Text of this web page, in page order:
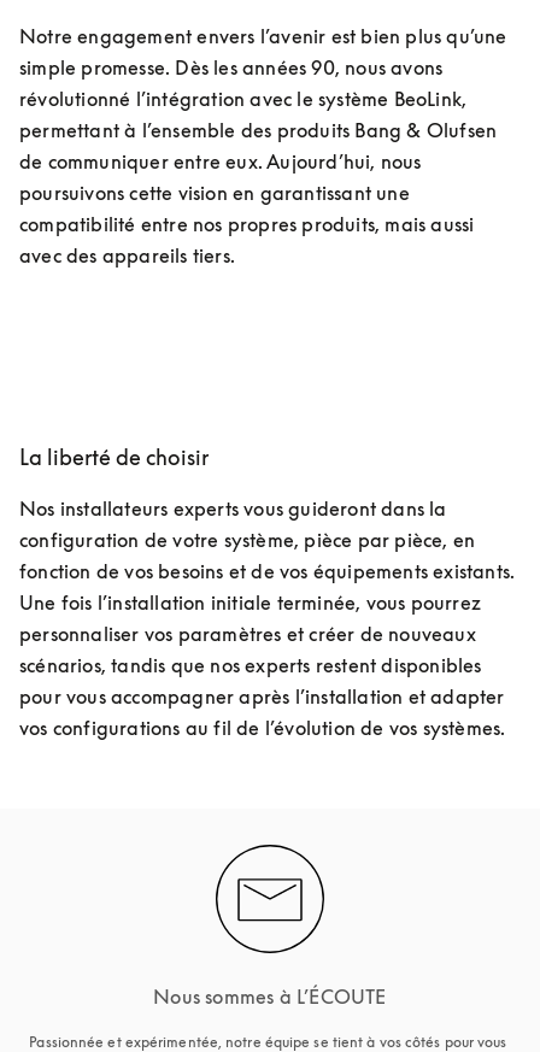
Notre engagement envers l’avenir est bien plus qu’une
simple promesse. Dès les années 90, nous avons
révolutionné l’intégration avec le système BeoLink,
permettant à l’ensemble des produits Bang & Olufsen
de communiquer entre eux. Aujourd’hui, nous
poursuivons cette vision en garantissant une
compatibilité entre nos propres produits, mais aussi
avec des appareils tiers.
La liberté de choisir
Nos installateurs experts vous guideront dans la
configuration de votre système, pièce par pièce, en
fonction de vos besoins et de vos équipements existants.
Une fois l’installation initiale terminée, vous pourrez
personnaliser vos paramètres et créer de nouveaux
scénarios, tandis que nos experts restent disponibles
pour vous accompagner après l’installation et adapter
vos configurations au fil de l’évolution de vos systèmes.
Nous sommes à L’ÉCOUTE
Passionnée et expérimentée, notre équipe se tient à vos côtés pour vous